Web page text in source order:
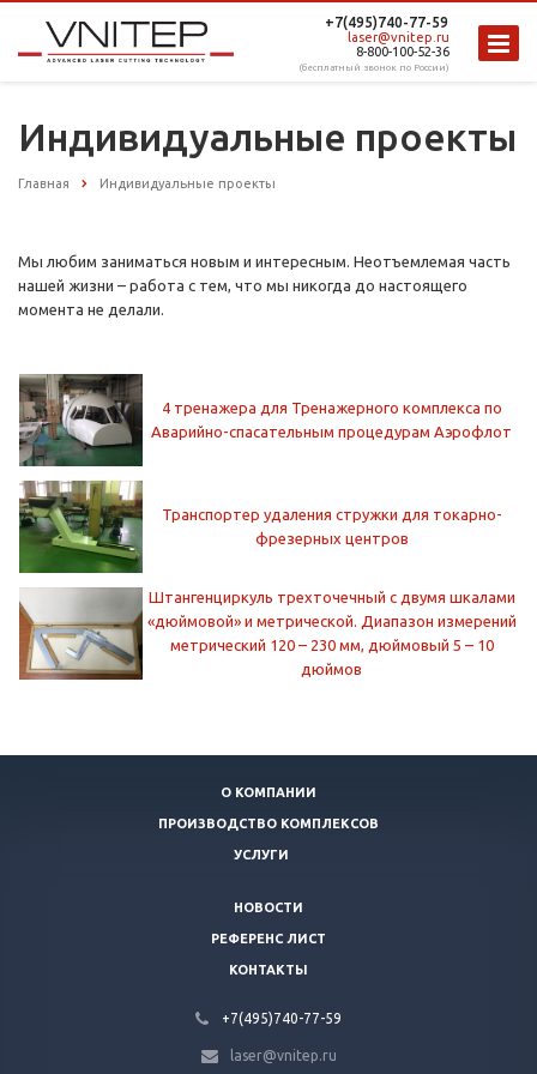
+7(495)740-77-59
laser@vnitep.ru
8-800-100-52-36
(бесплатный звонок по России)
Индивидуальные проекты
Главная Индивидуальные проекты
Мы любим заниматься новым и интересным. Неотъемлемая часть
нашей жизни – работа с тем, что мы никогда до настоящего
момента не делали.
4 тренажера для Тренажерного комплекса по
Аварийно-спасательным процедурам Аэрофлот
Транспортер удаления стружки для токарно-
фрезерных центров
Штангенциркуль трехточечный с двумя шкалами
«дюймовой» и метрической. Диапазон измерений
метрический 120 – 230 мм, дюймовый 5 – 10
дюймов
О КОМПАНИИ
ПРОИЗВОДСТВО КОМПЛЕКСОВ
УСЛУГИ
НОВОСТИ
РЕФЕРЕНС ЛИСТ
КОНТАКТЫ
+7(495)740-77-59
laser@vnitep.ru